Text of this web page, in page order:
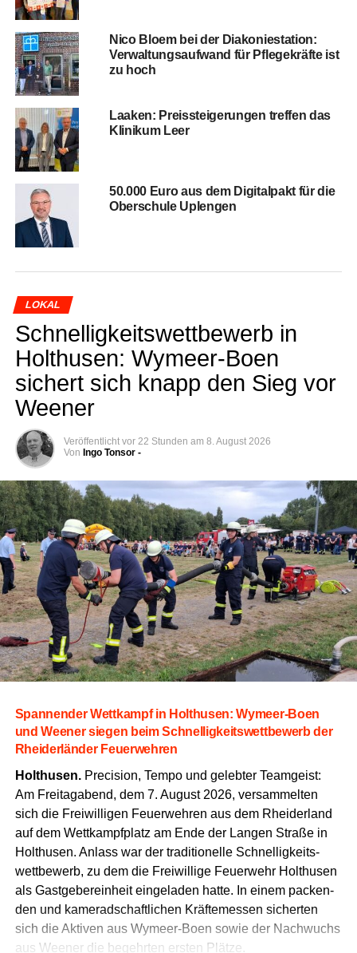
Nico Blo­em bei der Dia­ko­nie­sta­ti­on:
Ver­wal­tungs­auf­wand für Pfle­ge­kräf­te ist
zu hoch
Laa­ken: Preis­stei­ge­run­gen tref­fen das
Kli­ni­kum Leer
50.000 Euro aus dem Digi­tal­pakt für die
Ober­schu­le Uplengen
LOKAL
Schnel­lig­keits­wett­be­werb in
Hol­thusen: Wymeer-Boen
sichert sich knapp den Sieg vor
Weener
Veröffentlicht vor 22 Stunden am 8. August 2026
Von Ingo Tonsor -
Span­nen­der Wett­kampf in Hol­thusen: Wymeer-Boen
und Wee­ner sie­gen beim Schnel­lig­keits­wett­be­werb der
Rhei­der­län­der Feuerwehren
Hol­thusen.Pre­cis­i­on, Tem­po und geleb­ter Team­geist:
Am Frei­tag­abend, dem 7. August 2026, ver­sam­mel­ten
sich die Frei­wil­li­gen Feu­er­weh­ren aus dem Rhei­der­land
auf dem Wett­kampf­platz am Ende der Lan­gen Stra­ße in
Hol­thusen. Anlass war der tra­di­tio­nel­le Schnel­lig­keits­
wett­be­werb, zu dem die Frei­wil­li­ge Feu­er­wehr Hol­thusen
als Gast­ge­ber­ein­heit ein­ge­la­den hat­te. In einem packen­
den und kame­rad­schaft­li­chen Kräf­te­mes­sen sicher­ten
sich die Akti­ven aus Wymeer-Boen sowie der Nach­wuchs
aus Wee­ner die begehr­ten ers­ten Plätze.